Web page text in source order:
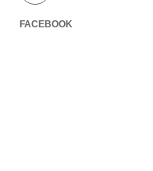
FACEBOOK